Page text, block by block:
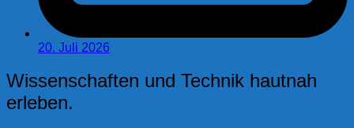
20. Juli 2026
Wissenschaften und Technik hautnah
erleben.